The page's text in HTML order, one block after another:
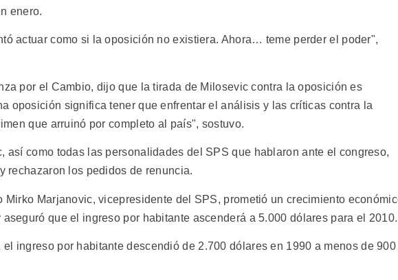
enero.
actuar como si la oposición no existiera. Ahora… teme perder el poder",
por el Cambio, dijo que la tirada de Milosevic contra la oposición es
oposición significa tener que enfrentar el análisis y las críticas contra la
que arruinó por completo al país", sostuvo.
así como todas las personalidades del SPS que hablaron ante el congreso,
rechazaron los pedidos de renuncia.
Mirko Marjanovic, vicepresidente del SPS, prometió un crecimiento
que el ingreso por habitante ascenderá a 5.000 dólares para el 2010.
ingreso por habitante descendió de 2.700 dólares en 1990 a menos de 900